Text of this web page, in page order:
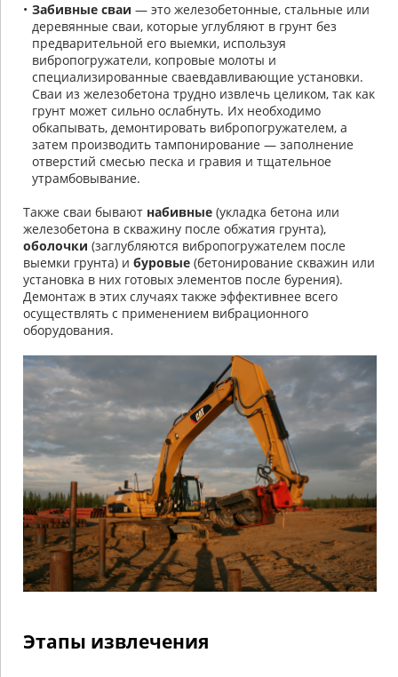
Забивные сваи — это железобетонные, стальные или
деревянные сваи, которые углубляют в грунт без
предварительной его выемки, используя
вибропогружатели, копровые молоты и
специализированные сваевдавливающие установки.
Сваи из железобетона трудно извлечь целиком, так как
грунт может сильно ослабнуть. Их необходимо
обкапывать, демонтировать вибропогружателем, а
затем производить тампонирование — заполнение
отверстий смесью песка и гравия и тщательное
утрамбовывание.
Также сваи бывают набивные (укладка бетона или
железобетона в скважину после обжатия грунта),
оболочки (заглубляются вибропогружателем после
выемки грунта) и буровые (бетонирование скважин или
установка в них готовых элементов после бурения).
Демонтаж в этих случаях также эффективнее всего
осуществлять с применением вибрационного
оборудования.
Этапы извлечения